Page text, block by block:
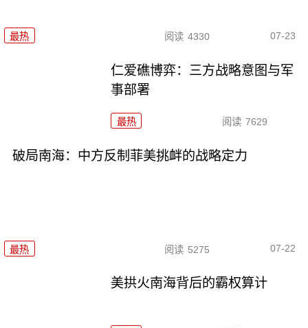
最热 阅读 4330 07-23
仁爱礁博弈：三方战略意图与军
事部署
最热 阅读 7629
破局南海：中方反制菲美挑衅的战略定力
最热 阅读 5275 07-22
美拱火南海背后的霸权算计